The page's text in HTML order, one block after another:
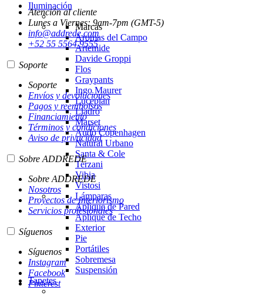
Iluminación
Marcas
Aromas del Campo
Artemide
Davide Groppi
Flos
Graypants
Ingo Maurer
Luceplan
Lladró
Marset
Audo Copenhagen
Natural Urbano
Santa & Cole
Terzani
Vibia
Vistosi
Lámparas
Aplique de Pared
Aplique de Techo
Exterior
Pie
Portátiles
Sobremesa
Suspensión
Tapetes
Atención al cliente
Lunes a Viernes: 9am-7pm (GMT-5)
info@addrede.com
+52 55 5564 9555
Soporte
Soporte
Envíos y devoluciones
Pagos y reembolsos
Financiamiento
Términos y condiciones
Aviso de privacidad
Sobre ADDREDE
Sobre ADDREDE
Nosotros
Proyectos de Interiorismo
Servicios profesionales
Síguenos
Síguenos
Instagram
Facebook
Pinterest